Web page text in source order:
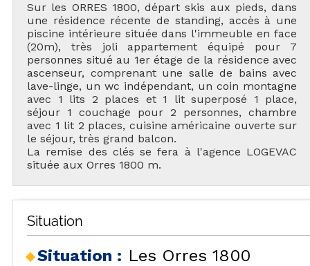
Sur les ORRES 1800, départ skis aux pieds, dans
une résidence récente de standing, accès à une
piscine intérieure située dans l'immeuble en face
(20m), très joli appartement équipé pour 7
personnes situé au 1er étage de la résidence avec
ascenseur, comprenant une salle de bains avec
lave-linge, un wc indépendant, un coin montagne
avec 1 lits 2 places et 1 lit superposé 1 place,
séjour 1 couchage pour 2 personnes, chambre
avec 1 lit 2 places, cuisine américaine ouverte sur
le séjour, très grand balcon.
La remise des clés se fera à l'agence LOGEVAC
située aux Orres 1800 m.
Situation
Situation : Les Orres 1800